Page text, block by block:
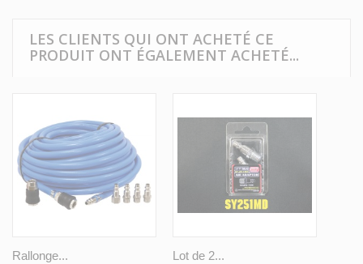
LES CLIENTS QUI ONT ACHETÉ CE
PRODUIT ONT ÉGALEMENT ACHETÉ...
Rallonge... Lot de 2...